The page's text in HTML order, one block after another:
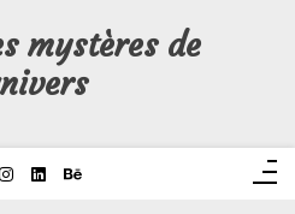
mystères de